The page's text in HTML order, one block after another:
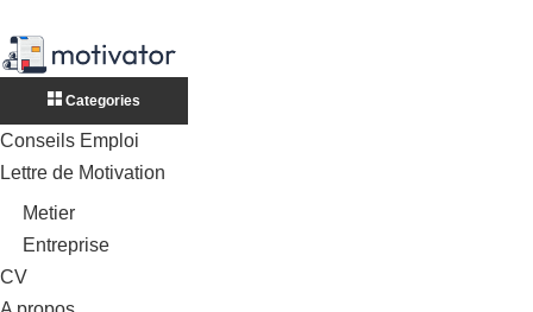
Categories
Conseils Emploi
Lettre de Motivation
Metier
Entreprise
CV